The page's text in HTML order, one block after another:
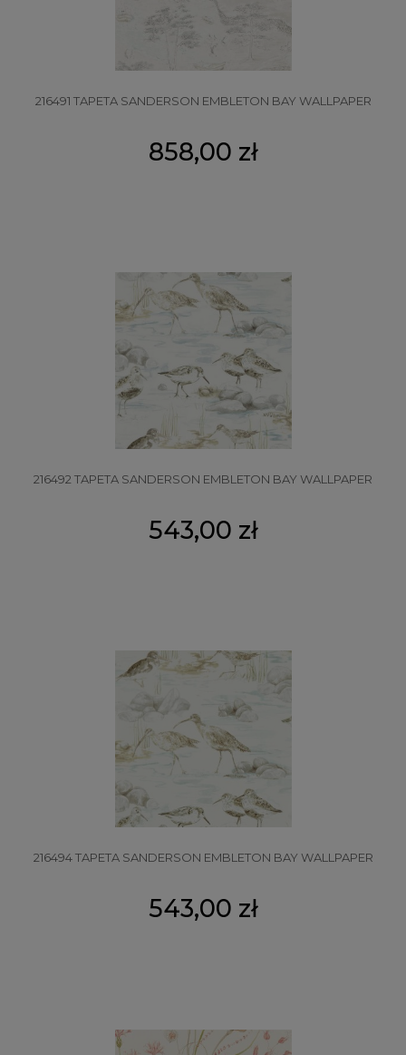
216491 TAPETA SANDERSON EMBLETON BAY WALLPAPER
858,00 zł
216492 TAPETA SANDERSON EMBLETON BAY WALLPAPER
543,00 zł
216494 TAPETA SANDERSON EMBLETON BAY WALLPAPER
543,00 zł